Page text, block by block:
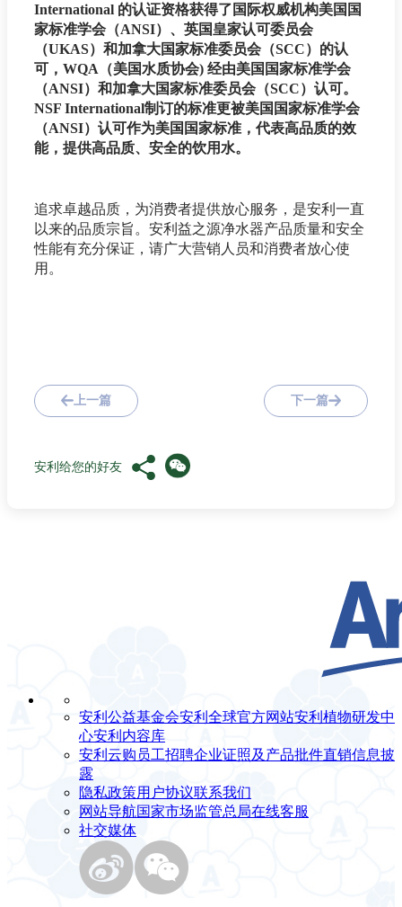
International 的认证资格获得了国际权威机构美国国
家标准学会（ANSI）、英国皇家认可委员会
（UKAS）和加拿大国家标准委员会（SCC）的认
可，WQA（美国水质协会) 经由美国国家标准学会
（ANSI）和加拿大国家标准委员会（SCC）认可。
NSF International制订的标准更被美国国家标准学会
（ANSI）认可作为美国国家标准，代表高品质的效
能，提供高品质、安全的饮用水。
追求卓越品质，为消费者提供放心服务，是安利一直
以来的品质宗旨。安利益之源净水器产品质量和安全
性能有充分保证，请广大营销人员和消费者放心使
用。
上一篇 下一篇
安利给您的好友
安利公益基金会安利全球官方网站安利植物研发中
心安利内容库
安利云购 员工招聘企业证照及产品批件直销信息披
露
隐私政策用户协议联系我们
网站导航国家市场监管总局在线客服
社交媒体